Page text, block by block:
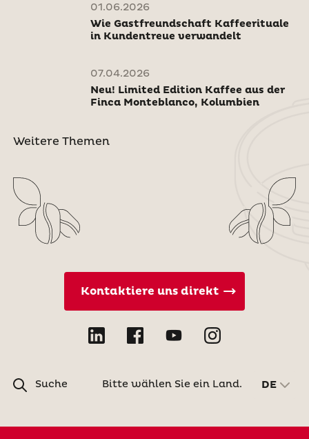
01.06.2026
Wie Gastfreundschaft Kaffeerituale
in Kundentreue verwandelt
07.04.2026
Neu! Limited Edition Kaffee aus der
Finca Monteblanco, Kolumbien
Weitere Themen
Suche
Kontaktiere uns direkt
Bitte wählen Sie ein Land. DE